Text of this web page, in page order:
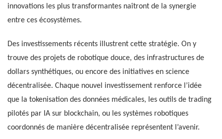
innovations les plus transformantes naîtront de la synergie
entre ces écosystèmes.
Des investissements récents illustrent cette stratégie. On y
trouve des projets de robotique douce, des infrastructures de
dollars synthétiques, ou encore des initiatives en science
décentralisée. Chaque nouvel investissement renforce l’idée
que la tokenisation des données médicales, les outils de trading
pilotés par IA sur blockchain, ou les systèmes robotiques
coordonnés de manière décentralisée représentent l’avenir.